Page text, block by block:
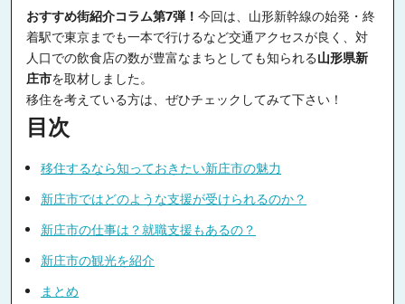
おすすめ街紹介コラム第7弾！ 今回は、山形新幹線の始発・終
着駅で東京までも一本で行けるなど交通アクセスが良く、対
人口での飲食店の数が豊富なまちとしても知られる山形県新
庄市を取材しました。
移住を考えている方は、ぜひチェックしてみて下さい！
目次
移住するなら知っておきたい新庄市の魅力
新庄市ではどのような支援が受けられるのか？
新庄市の仕事は？就職支援もあるの？
新庄市の観光を紹介
まとめ